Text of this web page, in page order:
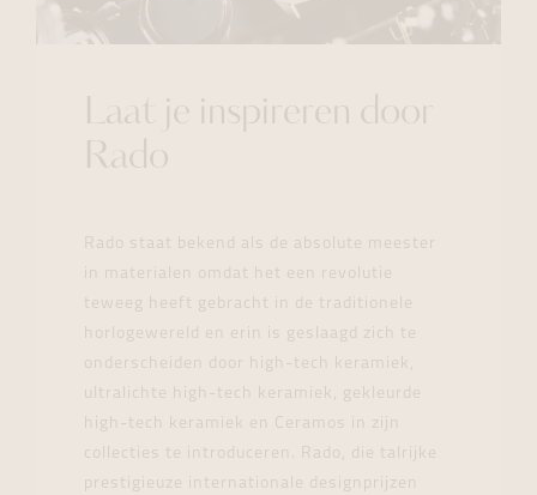
Laat je inspireren door
Rado
Rado staat bekend als de absolute meester
in materialen omdat het een revolutie
teweeg heeft gebracht in de traditionele
horlogewereld en erin is geslaagd zich te
onderscheiden door high-tech keramiek,
ultralichte high-tech keramiek, gekleurde
high-tech keramiek en Ceramos in zijn
collecties te introduceren. Rado, die talrijke
prestigieuze internationale designprijzen